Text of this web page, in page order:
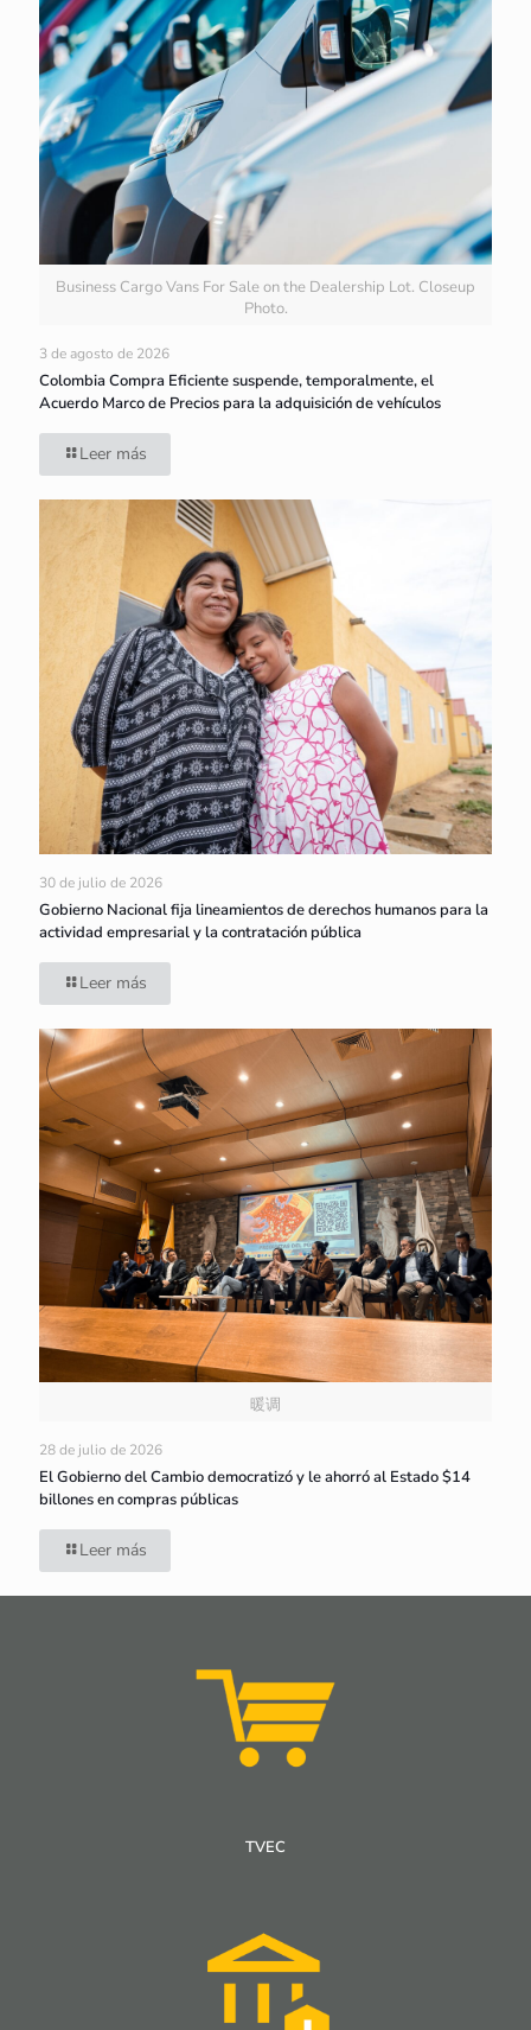
Business Cargo Vans For Sale on the Dealership Lot. Closeup
Photo.
3 de agosto de 2026
Colombia Compra Eficiente suspende, temporalmente, el
Acuerdo Marco de Precios para la adquisición de vehículos
Leer más
30 de julio de 2026
Gobierno Nacional fija lineamientos de derechos humanos para la
actividad empresarial y la contratación pública
Leer más
暖调
28 de julio de 2026
El Gobierno del Cambio democratizó y le ahorró al Estado $14
billones en compras públicas
Leer más
TVEC